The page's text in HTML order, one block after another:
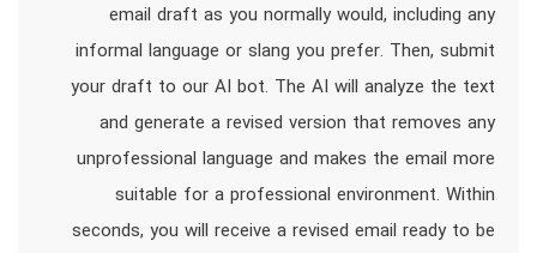
email draft as you normally would, including any
informal language or slang you prefer. Then, submit
your draft to our AI bot. The AI will analyze the text
and generate a revised version that removes any
unprofessional language and makes the email more
suitable for a professional environment. Within
seconds, you will receive a revised email ready to be